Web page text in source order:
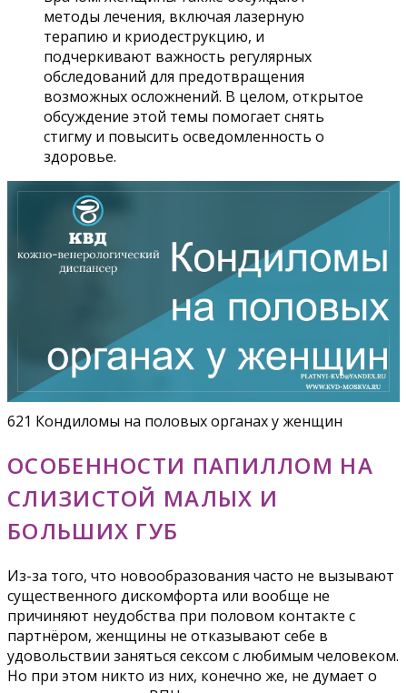
методы лечения, включая лазерную
терапию и криодеструкцию, и
подчеркивают важность регулярных
обследований для предотвращения
возможных осложнений. В целом, открытое
обсуждение этой темы помогает снять
стигму и повысить осведомленность о
здоровье.
621 Кондиломы на половых органах у женщин
ОСОБЕННОСТИ ПАПИЛЛОМ НА
СЛИЗИСТОЙ МАЛЫХ И
БОЛЬШИХ ГУБ
Из-за того, что новообразования часто не вызывают
существенного дискомфорта или вообще не
причиняют неудобства при половом контакте с
партнёром, женщины не отказывают себе в
удовольствии заняться сексом с любимым человеком.
Но при этом никто из них, конечно же, не думает о